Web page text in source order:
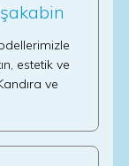
estetik ve
ve